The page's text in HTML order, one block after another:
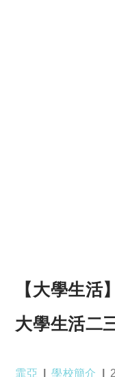
【大學生活
大學生活二
Post
霏亞
Post
學校簡介